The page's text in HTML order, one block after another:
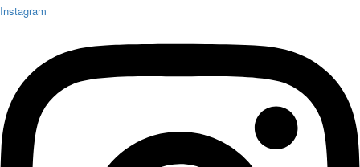
Instagram